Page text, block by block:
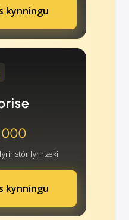
kynningu
stór fyrirtæki
kynningu